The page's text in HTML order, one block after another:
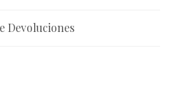
Devoluciones